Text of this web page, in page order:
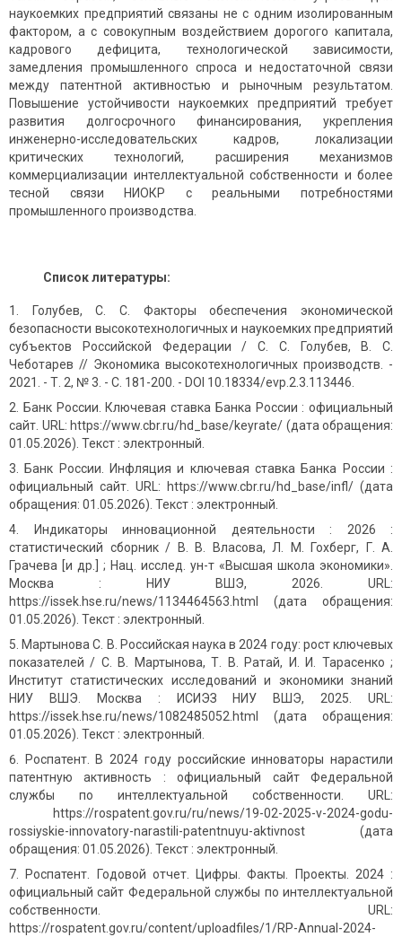
наукоемких предприятий связаны не с одним изолированным
фактором, а с совокупным воздействием дорогого капитала,
кадрового дефицита, технологической зависимости,
замедления промышленного спроса и недостаточной связи
между патентной активностью и рыночным результатом.
Повышение устойчивости наукоемких предприятий требует
развития долгосрочного финансирования, укрепления
инженерно-исследовательских кадров, локализации
критических технологий, расширения механизмов
коммерциализации интеллектуальной собственности и более
тесной связи НИОКР с реальными потребностями
промышленного производства.
Список литературы:
Голубев, С. С. Факторы обеспечения экономической
безопасности высокотехнологичных и наукоемких предприятий
субъектов Российской Федерации / С. С. Голубев, В. С.
Чеботарев // Экономика высокотехнологичных производств. -
2021. - Т. 2, № 3. - С. 181-200. - DOI 10.18334/evp.2.3.113446.
Банк России. Ключевая ставка Банка России : официальный
сайт. URL: https://www.cbr.ru/hd_base/keyrate/ (дата обращения:
01.05.2026). Текст : электронный.
Банк России. Инфляция и ключевая ставка Банка России :
официальный сайт. URL: https://www.cbr.ru/hd_base/infl/ (дата
обращения: 01.05.2026). Текст : электронный.
Индикаторы инновационной деятельности : 2026 :
статистический сборник / В. В. Власова, Л. М. Гохберг, Г. А.
Грачева [и др.] ; Нац. исслед. ун-т «Высшая школа экономики».
Москва : НИУ ВШЭ, 2026. URL:
https://issek.hse.ru/news/1134464563.html (дата обращения:
01.05.2026). Текст : электронный.
Мартынова С. В. Российская наука в 2024 году: рост ключевых
показателей / С. В. Мартынова, Т. В. Ратай, И. И. Тарасенко ;
Институт статистических исследований и экономики знаний
НИУ ВШЭ. Москва : ИСИЭЗ НИУ ВШЭ, 2025. URL:
https://issek.hse.ru/news/1082485052.html (дата обращения:
01.05.2026). Текст : электронный.
Роспатент. В 2024 году российские инноваторы нарастили
патентную активность : официальный сайт Федеральной
службы по интеллектуальной собственности. URL:
https://rospatent.gov.ru/ru/news/19-02-2025-v-2024-godu-
rossiyskie-innovatory-narastili-patentnuyu-aktivnost (дата
обращения: 01.05.2026). Текст : электронный.
Роспатент. Годовой отчет. Цифры. Факты. Проекты. 2024 :
официальный сайт Федеральной службы по интеллектуальной
собственности. URL:
https://rospatent.gov.ru/content/uploadfiles/1/RP-Annual-2024-